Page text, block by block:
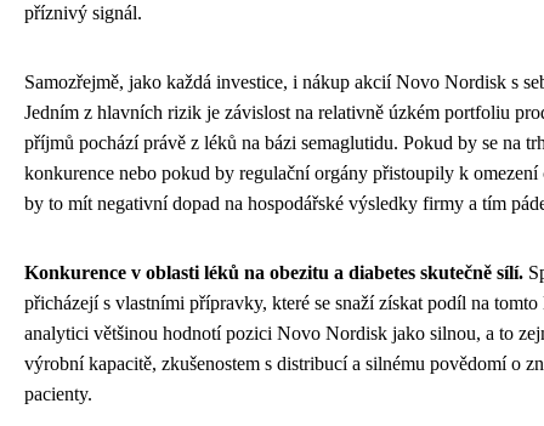
příznivý signál.
Samozřejmě, jako každá investice, i nákup akcií Novo Nordisk s
Jedním z hlavních rizik je závislost na relativně úzkém portfoliu
příjmů pochází právě z léků na bázi semaglutidu. Pokud by se na
konkurence nebo pokud by regulační orgány přistoupily k omezení
by to mít negativní dopad na hospodářské výsledky firmy a tím
Konkurence v oblasti léků na obezitu a diabetes skutečně sílí.
přicházejí s vlastními přípravky, které se snaží získat podíl na
analytici většinou hodnotí pozici Novo Nordisk jako silnou, a to
výrobní kapacitě, zkušenostem s distribucí a silnému povědomí o
pacienty.